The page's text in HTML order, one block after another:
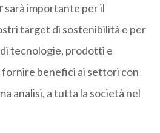
sarà importante per il
target di sostenibilità e per
tecnologie, prodotti e
fornire benefici ai settori con
analisi, a tutta la società nel